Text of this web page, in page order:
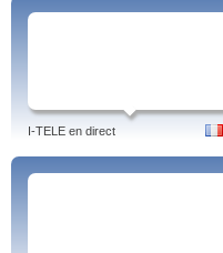
I-TELE en direct